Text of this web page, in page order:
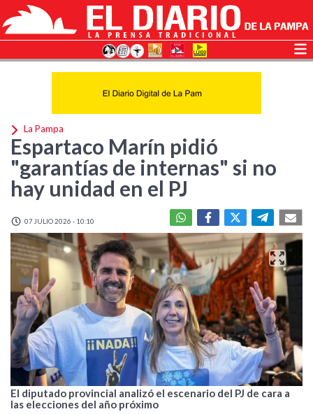
La Pampa
Espartaco Marín pidió
"garantías de internas" si no
hay unidad en el PJ
07 JULIO 2026 - 10:10
El diputado provincial analizó el escenario del PJ de cara a
las elecciones del año próximo